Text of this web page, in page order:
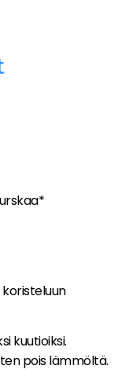
kuutioiksi.
pois lämmöltä.